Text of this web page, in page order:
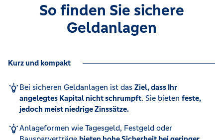
So finden Sie sichere
Geldanlagen
Kurz und kompakt
Bei sicheren Geldanlagen ist das Ziel, dass Ihr
angelegtes Kapital nicht schrumpft. Sie bieten feste,
jedoch meist niedrige Zinssätze.
Anlageformen wie Tagesgeld, Festgeld oder